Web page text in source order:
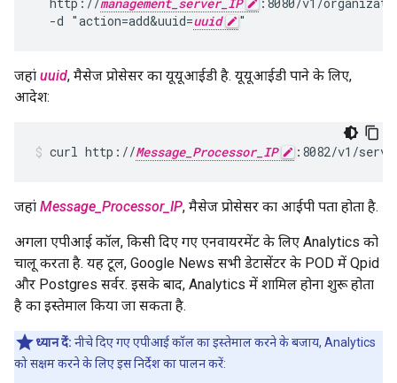
  -d "action=add&uuid=
uuid
जहां uuid, मैसेज प्रोसेसर का यूयूआईडी है. यूयूआईडी पाने के लिए,
आदेश:
curl http://Message_Processor_IP :8082/v1/
जहां Message_Processor_IP, मैसेज प्रोसेसर का आईपी पता होता है.
अगला एपीआई कॉल, किसी दिए गए एनवायरमेंट के लिए Analytics को
चालू करता है. यह टूल, Google News सभी डेटासेंटर के POD में Qpid
और Postgres सर्वर. इसके बाद, Analytics में शामिल होना शुरू होता
है का इस्तेमाल किया जा सकता है.
ध्यान दें: नीचे दिए गए एपीआई कॉल का इस्तेमाल करने के बजाय, Analytics
को सक्षम करने के लिए इस निर्देश का पालन करें: